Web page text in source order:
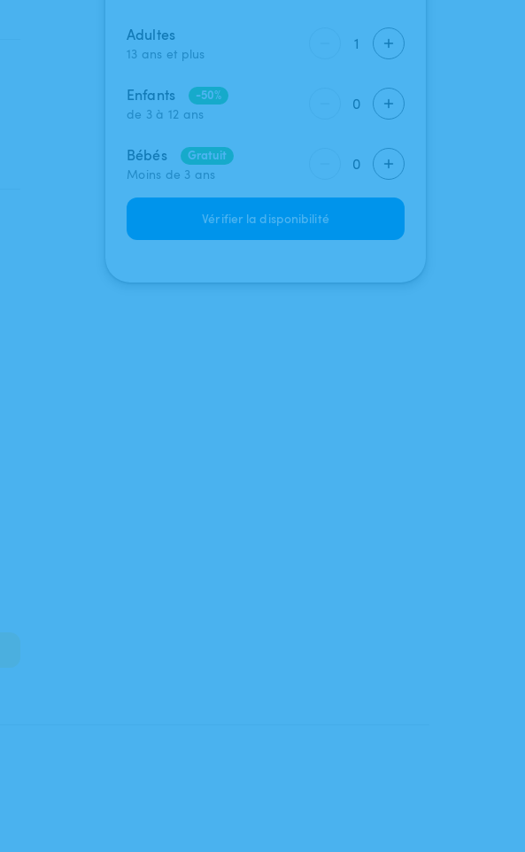
Adultes
13 ans et plus
1
Enfants
-50%
de 3 à 12 ans
0
Bébés
Gratuit
Moins de 3 ans
0
Vérifier la disponibilité